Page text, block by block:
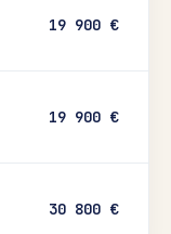
19 900 €
19 900 €
30 800 €